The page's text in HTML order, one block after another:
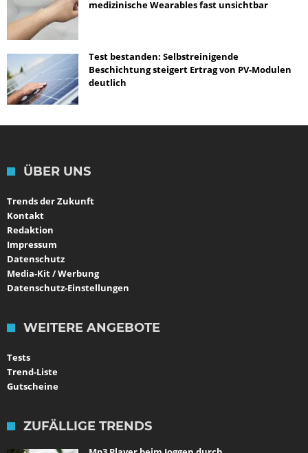
medizinische Wearables fast unsichtbar
Test bestanden: Selbstreinigende
Beschichtung steigert Ertrag von PV-Modulen
deutlich
ÜBER UNS
Trends der Zukunft
Kontakt
Redaktion
Impressum
Datenschutz
Media-Kit / Werbung
Datenschutz-Einstellungen
WEITERE ANGEBOTE
Tests
Trend-Liste
Gutscheine
ZUFÄLLIGE TRENDS